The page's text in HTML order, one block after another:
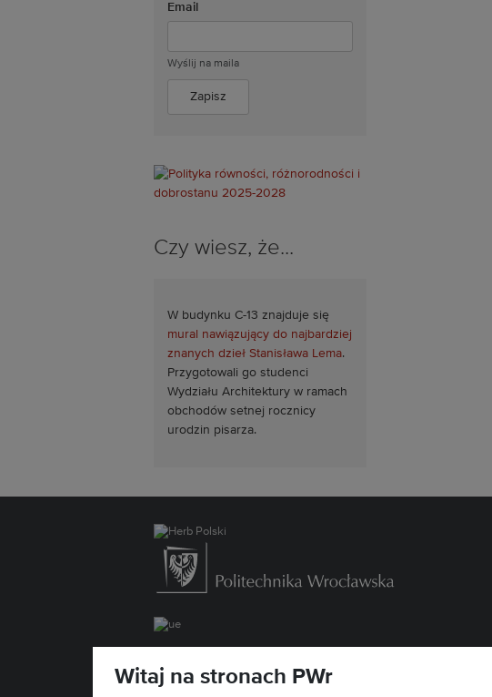
Email
Wyślij na maila
Czy wiesz, że...
W budynku C-13 znajduje się
mural nawiązujący do najbardziej
znanych dzieł Stanisława Lema.
Przygotowali go studenci
Wydziału Architektury w ramach
obchodów setnej rocznicy
urodzin pisarza.
Witaj na stronach PWr